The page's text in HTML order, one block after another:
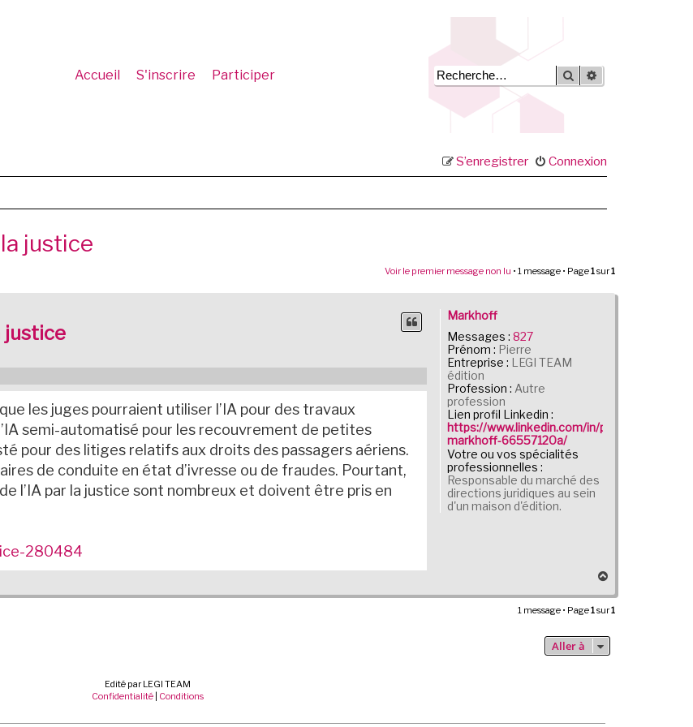
Accueil S'inscrire Participer Rechercher
Connexion
S’enregistrer
justice
Voir le premier message non lu • 1 message • Page1sur1
Markhoff
Messages : 827
Prénom : Pierre
Entreprise : LEGI TEAM
édition
Profession : Autre
profession
Lien profil Linkedin :
https://www.linkedin.com/in/pierre-
markhoff-66557120a/
Votre ou vos spécialités
professionnelles :
Responsable du marché des
directions juridiques au sein
d'un maison d'édition.
justice
les juges pourraient utiliser l’IA pour des travaux
semi-automatisé pour les recouvrement de petites
pour des litiges relatifs aux droits des passagers aériens.
de conduite en état d’ivresse ou de fraudes. Pourtant,
l’IA par la justice sont nombreux et doivent être pris en
280484
u
t
1 message • Page1sur1
Aller à
Edité par LEGI TEAM
Confidentialité Conditions